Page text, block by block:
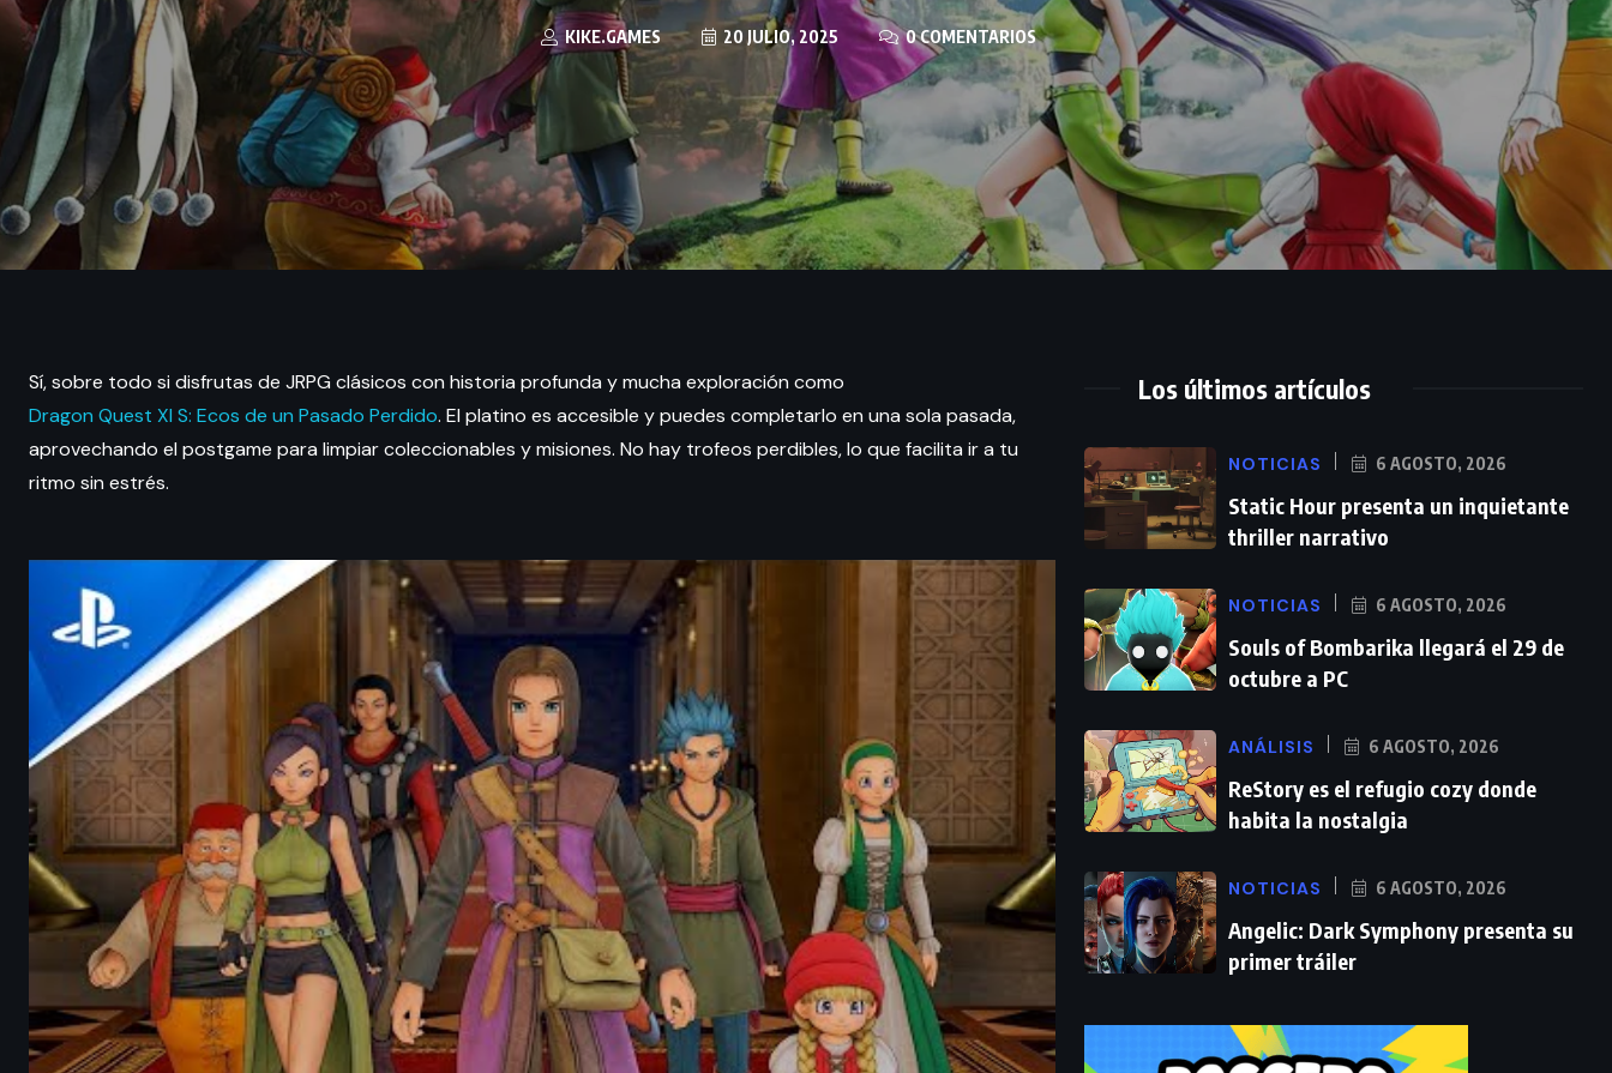
KIKE.GAMES 20 JULIO, 2025 0 COMENTARIOS
Sí, sobre todo si disfrutas de JRPG clásicos con historia profunda y mucha exploración como
Dragon Quest XI S: Ecos de un Pasado Perdido. El platino es accesible y puedes completarlo en una sola pasada,
aprovechando el postgame para limpiar coleccionables y misiones. No hay trofeos perdibles, lo que facilita ir a tu
ritmo sin estrés.
Los últimos artículos
NOTICIAS 6 AGOSTO, 2026
Static Hour presenta un inquietante
thriller narrativo
NOTICIAS 6 AGOSTO, 2026
Souls of Bombarika llegará el 29 de
octubre a PC
ANÁLISIS 6 AGOSTO, 2026
ReStory es el refugio cozy donde
habita la nostalgia
NOTICIAS 6 AGOSTO, 2026
Angelic: Dark Symphony presenta su
primer tráiler